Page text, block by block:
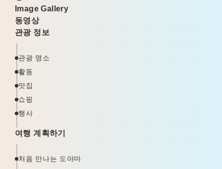
Image Gallery
동영상
관광 정보
관광 명소
활동
맛집
쇼핑
행사
여행 계획하기
처음 만나는 도야마